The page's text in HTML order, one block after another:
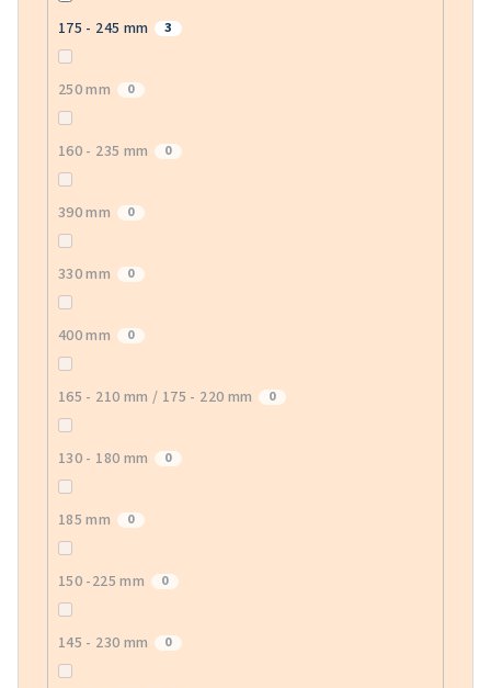
175 - 245 mm 3
250 mm 0
160 - 235 mm 0
390 mm 0
330 mm 0
400 mm 0
165 - 210 mm / 175 - 220 mm 0
130 - 180 mm 0
185 mm 0
150 -225 mm 0
145 - 230 mm 0